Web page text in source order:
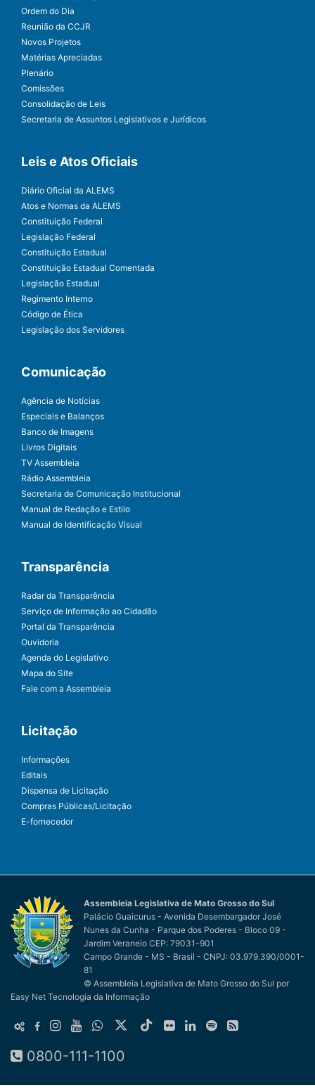
Ordem do Dia
Reunião da CCJR
Novos Projetos
Matérias Apreciadas
Plenário
Comissões
Consolidação de Leis
Secretaria de Assuntos Legislativos e Jurídicos
Leis e Atos Oficiais
Diário Oficial da ALEMS
Atos e Normas da ALEMS
Constituição Federal
Legislação Federal
Constituição Estadual
Constituição Estadual Comentada
Legislação Estadual
Regimento Interno
Código de Ética
Legislação dos Servidores
Comunicação
Agência de Notícias
Especiais e Balanços
Banco de Imagens
Livros Digitais
TV Assembleia
Rádio Assembleia
Secretaria de Comunicação Institucional
Manual de Redação e Estilo
Manual de Identificação Visual
Transparência
Radar da Transparência
Serviço de Informação ao Cidadão
Portal da Transparência
Ouvidoria
Agenda do Legislativo
Mapa do Site
Fale com a Assembleia
Licitação
Informações
Editais
Dispensa de Licitação
Compras Públicas/Licitação
E-fornecedor
Assembleia Legislativa de Mato Grosso do Sul
Palácio Guaicurus - Avenida Desembargador José
Nunes da Cunha - Parque dos Poderes - Bloco 09 -
Jardim Veraneio CEP: 79031-901
Campo Grande - MS - Brasil - CNPJ: 03.979.390/0001-
81
© Assembleia Legislativa de Mato Grosso do Sul por
Easy Net Tecnologia da Informação
0800-111-1100